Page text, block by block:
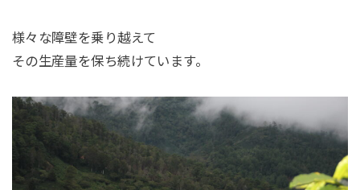
様々な障壁を乗り越えて
その生産量を保ち続けています。